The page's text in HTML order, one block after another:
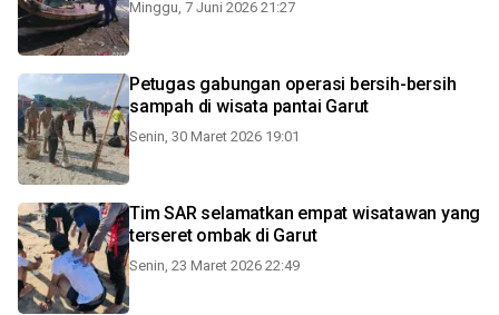
Minggu, 7 Juni 2026 21:27
Petugas gabungan operasi bersih-bersih
sampah di wisata pantai Garut
Senin, 30 Maret 2026 19:01
Tim SAR selamatkan empat wisatawan yang
terseret ombak di Garut
Senin, 23 Maret 2026 22:49